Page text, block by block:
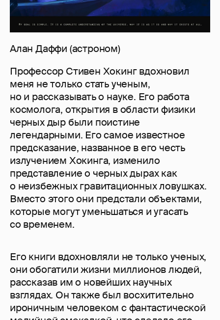
Алан Даффи (астроном)
Профессор Стивен Хокинг вдохновил
меня не только стать ученым,
но и рассказывать о науке. Его работа
космолога, открытия в области физики
черных дыр были поистине
легендарными. Его самое известное
предсказание, названное в его честь
излучением Хокинга, изменило
представление о черных дырах как
о неизбежных гравитационных ловушках.
Вместо этого они предстали объектами,
которые могут уменьшаться и угасать
со временем.
Его книги вдохновляли не только ученых,
они обогатили жизни миллионов людей,
рассказав им о новейших научных
взглядах. Он также был восхитительно
ироничным человеком с фантастической